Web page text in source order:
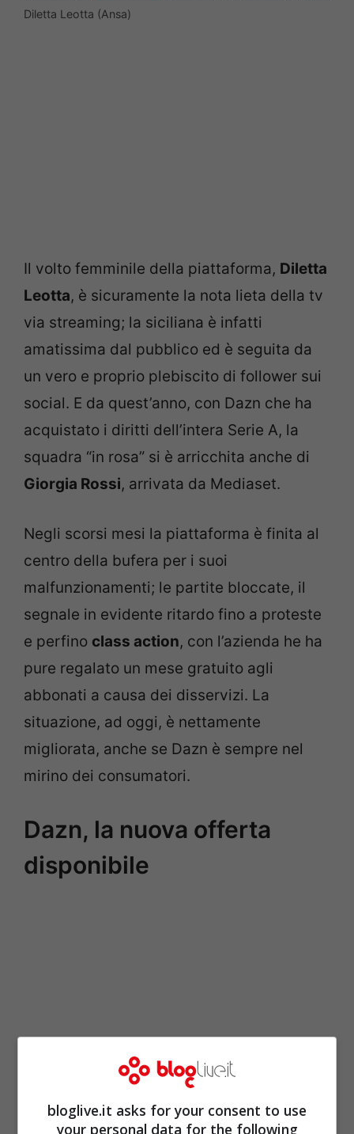
Diletta Leotta (Ansa)
Il volto femminile della piattaforma, Diletta
Leotta, è sicuramente la nota lieta della tv
via streaming; la siciliana è infatti
amatissima dal pubblico ed è seguita da
un vero e proprio plebiscito di follower sui
social. E da quest’anno, con Dazn che ha
acquistato i diritti dell’intera Serie A, la
squadra “in rosa” si è arricchita anche di
Giorgia Rossi, arrivata da Mediaset.
Negli scorsi mesi la piattaforma è finita al
centro della bufera per i suoi
malfunzionamenti; le partite bloccate, il
segnale in evidente ritardo fino a proteste
e perfino class action, con l’azienda he ha
pure regalato un mese gratuito agli
abbonati a causa dei disservizi. La
situazione, ad oggi, è nettamente
migliorata, anche se Dazn è sempre nel
mirino dei consumatori.
Dazn, la nuova offerta
disponibile
bloglive.it asks for your consent to use
your personal data for the following